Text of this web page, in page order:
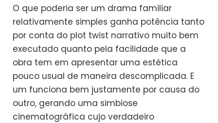
O que poderia ser um drama familiar
relativamente simples ganha potência tanto
por conta do plot twist narrativo muito bem
executado quanto pela facilidade que a
obra tem em apresentar uma estética
pouco usual de maneira descomplicada. E
um funciona bem justamente por causa do
outro, gerando uma simbiose
cinematográfica cujo verdadeiro